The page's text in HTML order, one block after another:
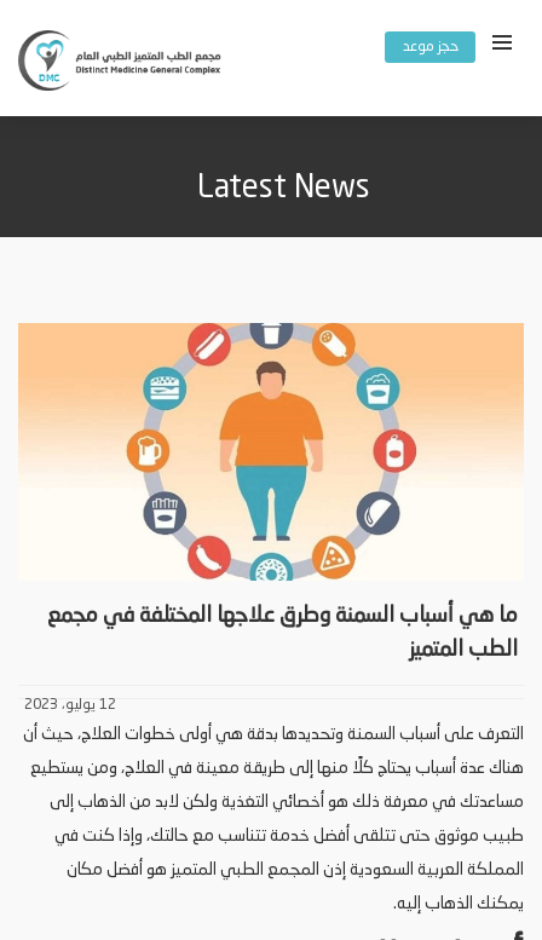
حجز موعد
Latest News
ما هي أسباب السمنة وطرق علاجها المختلفة في مجمع
الطب المتميز
12 يوليو، 2023
التعرف على أسباب السمنة وتحديدها بدقة هي أولى خطوات العلاج، حيث أن
هناك عدة أسباب يحتاج كلًا منها إلى طريقة معينة في العلاج، ومن يستطيع
مساعدتك في معرفة ذلك هو أخصائي التغذية ولكن لابد من الذهاب إلى
طبيب موثوق حتى تتلقى أفضل خدمة تتناسب مع حالتك، وإذا كنت في
المملكة العربية السعودية إذن المجمع الطبي المتميز هو أفضل مكان
يمكنك الذهاب إليه.